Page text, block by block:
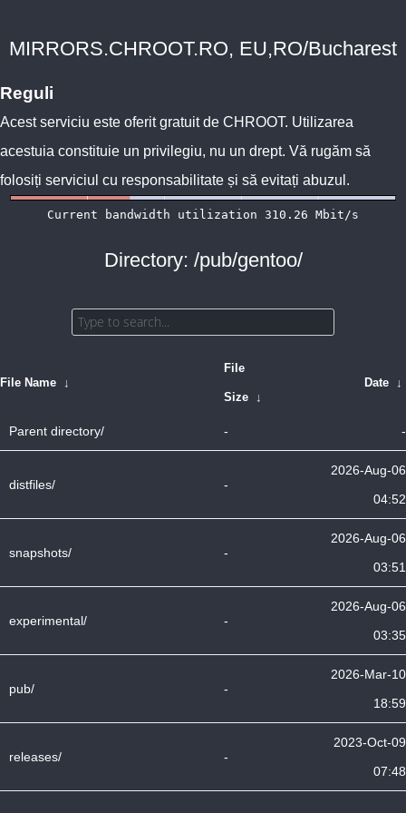
MIRRORS.CHROOT.RO, EU,RO/Bucharest
Reguli
Acest serviciu este oferit gratuit de CHROOT. Utilizarea
acestuia constituie un privilegiu, nu un drept. Vă rugăm să
folosiți serviciul cu responsabilitate și să evitați abuzul.
Directory: /pub/gentoo/
File Name ↓
File
Size ↓
Date ↓
Parent directory/ - -
distfiles/ -
2026-Aug-06
04:52
snapshots/ -
2026-Aug-06
03:51
experimental/ -
2026-Aug-06
03:35
pub/ -
2026-Mar-10
18:59
releases/ -
2023-Oct-09
07:48